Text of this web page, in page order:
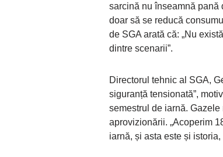
sarcină nu înseamnă pană
doar să se reducă
de SGA arată că: „Nu
dintre scenarii”.
Directorul tehnic al SGA,
siguranță tensionată”,
semestrul de iarnă.
aprovizionării. „Acoperim
iarnă, și asta este și